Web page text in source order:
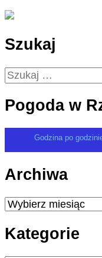
Szukaj
Szukaj:
Pogoda w
Godzina po
Archiwa
Archiwa
Kategorie